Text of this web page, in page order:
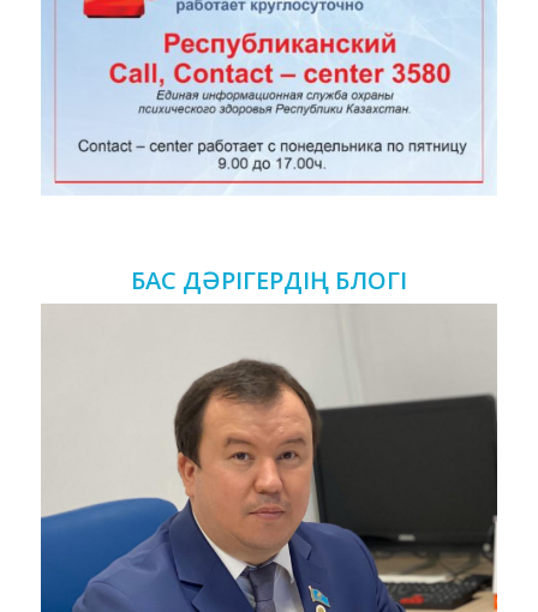
БАС ДӘРІГЕРДІҢ БЛОГІ